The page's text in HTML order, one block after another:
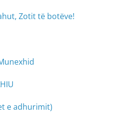
Zotit të botëve!
e adhurimit)